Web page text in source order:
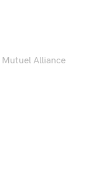
Alliance